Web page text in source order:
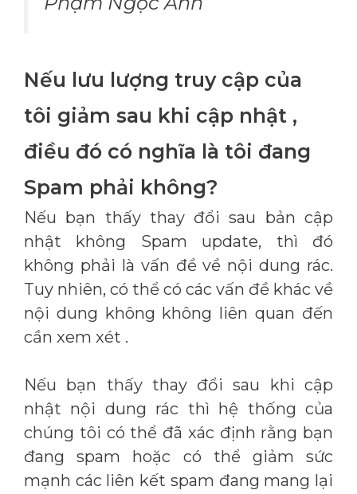
Nếu lưu lượng truy cập của
tôi giảm sau khi cập nhật ,
điều đó có nghĩa là tôi đang
Spam phải không?
Nếu bạn thấy thay đổi sau bản cập
nhật không Spam update, thì đó
không phải là vấn đề về nội dung rác.
Tuy nhiên, có thể có các vấn đề khác về
nội dung không không liên quan đến
cần xem xét .
Nếu bạn thấy thay đổi sau khi cập
nhật nội dung rác thì hệ thống của
chúng tôi có thể đã xác định rằng bạn
đang spam hoặc có thể giảm sức
mạnh các liên kết spam đang mang lại